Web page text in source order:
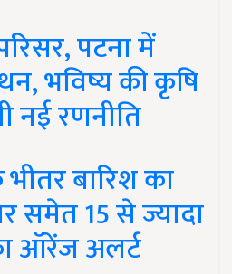
पटना में
भविष्य की कृषि
नई रणनीति
बारिश का
समेत 15 से ज्यादा
ऑरेंज अलर्ट